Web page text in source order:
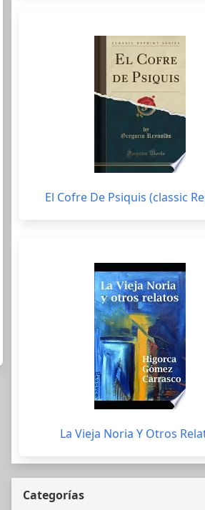
El Cofre De Psiquis (classic
La Vieja Noria Y Otros
Categorías